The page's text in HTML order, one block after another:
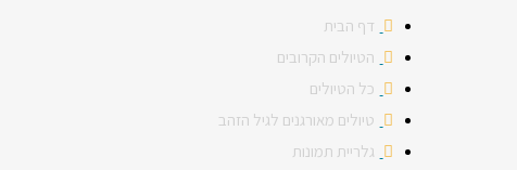
דף הבית
הטיולים הקרובים
כל הטיולים
טיולים מאורגנים לגיל הזהב
גלריית תמונות